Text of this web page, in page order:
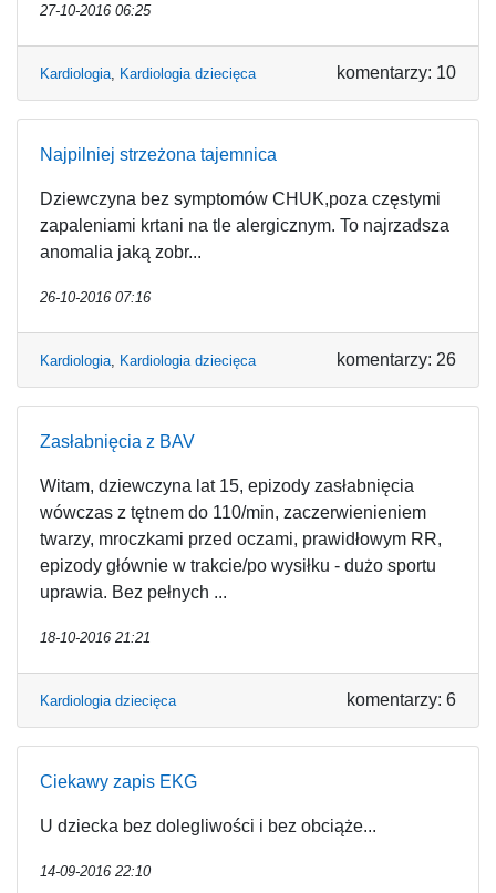
27-10-2016 06:25
Kardiologia, Kardiologia dziecięca komentarzy: 10
Najpilniej strzeżona tajemnica
Dziewczyna bez symptomów CHUK,poza częstymi
zapaleniami krtani na tle alergicznym. To najrzadsza
anomalia jaką zobr...
26-10-2016 07:16
Kardiologia, Kardiologia dziecięca komentarzy: 26
Zasłabnięcia z BAV
Witam, dziewczyna lat 15, epizody zasłabnięcia
wówczas z tętnem do 110/min, zaczerwienieniem
twarzy, mroczkami przed oczami, prawidłowym RR,
epizody głównie w trakcie/po wysiłku - dużo sportu
uprawia. Bez pełnych ...
18-10-2016 21:21
Kardiologia dziecięca komentarzy: 6
Ciekawy zapis EKG
U dziecka bez dolegliwości i bez obciąże...
14-09-2016 22:10